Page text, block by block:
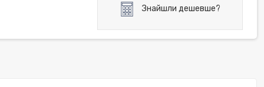
Знайшли дешевше?